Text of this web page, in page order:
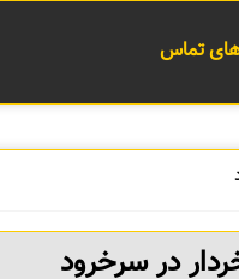
های تماس